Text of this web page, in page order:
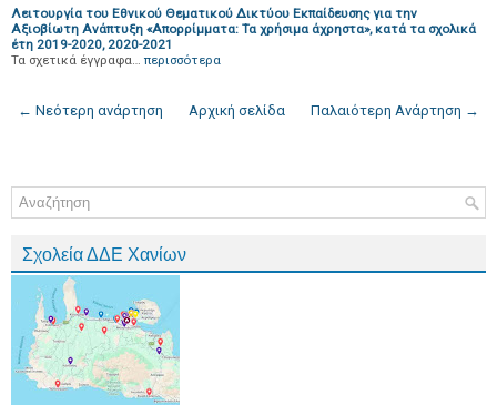
Λειτουργία του Εθνικού Θεματικού Δικτύου Εκπαίδευσης για την
Αξιοβίωτη Ανάπτυξη «Απορρίμματα: Τα χρήσιμα άχρηστα», κατά τα σχολικά
έτη 2019-2020, 2020-2021
Τα σχετικά έγγραφα… περισσότερα
← Νεότερη ανάρτηση Παλαιότερη Ανάρτηση →
Αρχική σελίδα
Σχολεία ΔΔΕ Χανίων